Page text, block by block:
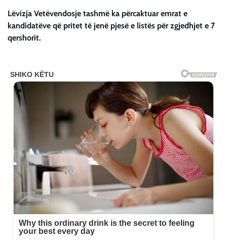
Lëvizja Vetëvendosje tashmë ka përcaktuar emrat e
kandidatëve që pritet të jenë pjesë e listës për zgjedhjet e 7
qershorit.